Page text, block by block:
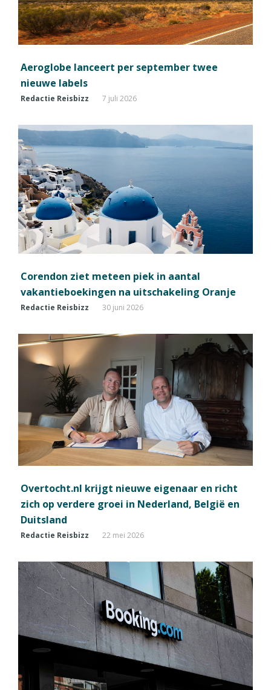
Aeroglobe lanceert per september twee
nieuwe labels
Redactie Reisbizz 7 juli 2026
Corendon ziet meteen piek in aantal
vakantieboekingen na uitschakeling Oranje
Redactie Reisbizz 30 juni 2026
Overtocht.nl krijgt nieuwe eigenaar en richt
zich op verdere groei in Nederland, België en
Duitsland
Redactie Reisbizz 22 mei 2026